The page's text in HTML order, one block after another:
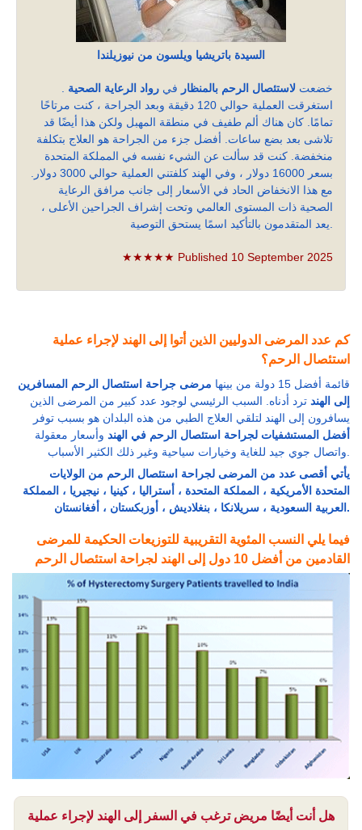
السيدة باتريشيا ويلسون من نيوزيلندا
خضعتلاستئصال الرحم بالمنظار فيرواد الرعاية الصحية
استغرقت العملية حوالي 120 دقيقة وبعد الجراحة ، كنت مرتاحًا
تمامًا. كان هناك ألم طفيف في منطقة المهبل ولكن هذا أيضًا قد
تلاشى بعد بضع ساعات. أفضل جزء من الجراحة هو العلاج بتكلفة
منخفضة. كنت قد سألت عن الشيء نفسه في المملكة المتحدة
بسعر 16000 دولار ، وفي الهند كلفتني العملية حوالي 3000 دولار.
مع هذا الانخفاض الحاد في الأسعار إلى جانب مرافق الرعاية
الصحية ذات المستوى العالمي وتحت إشراف الجراحين الأعلى ،
★★★★★ Published 10 September 2025
كم عدد المرضى الدوليين الذين أتوا إلى الهند لإجراء عملية
استئصال الرحم؟
قائمة أفضل 15 دولة من بينها
مرضى جراحة استئصال الرحم المسافرين
إلى الهند ترد أدناه. السبب الرئيسي لوجود عدد كبير من المرضى الذين
يسافرون إلى الهند لتلقي العلاج الطبي من هذه البلدان هو بسبب توفر
أفضل المستشفيات لجراحة استئصال الرحم في الهند وأسعار معقولة
واتصال جوي جيد للغاية وخيارات سياحية وغير ذلك الكثير الأسباب.
يأتي أقصى عدد من المرضى لجراحة استئصال الرحم من الولايات
المتحدة الأمريكية ، المملكة المتحدة ، أستراليا ، كينيا ، نيجيريا ، المملكة
العربية السعودية ، سريلانكا ، بنغلاديش ، أوزبكستان ، أفغانستان.
فيما يلي النسب المئوية التقريبية للتوزيعات الحكيمة للمرضى
القادمين من أفضل 10 دول إلى الهند لجراحة استئصال الرحم
هل أنت أيضًا مريض ترغب في السفر إلى الهند لإجراء عملية